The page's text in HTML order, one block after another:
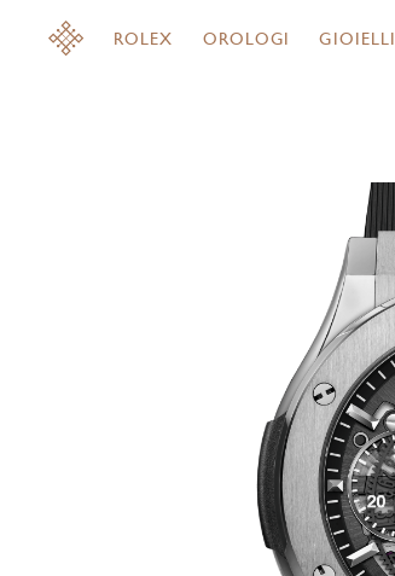
ROLEX OROLOGI GIOIELLI